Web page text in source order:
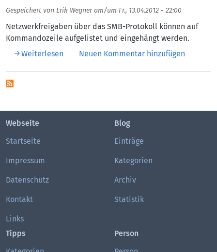
Gespeichert von Erik Wegneram/um Fr., 13.04.2012 - 22:00
Netzwerkfreigaben über das SMB-Protokoll können auf
Kommandozeile aufgelistet und eingehängt werden.
Weiterlesen über Netzwerkfreigaben auf der
Neuen Kommentar hinzufügen
Webseite
Startseite
Impressum
Datenschutz
Kontakt
Links
Blog
Einträge
Kategorien
Archiv
Statistik
Tipps
Person